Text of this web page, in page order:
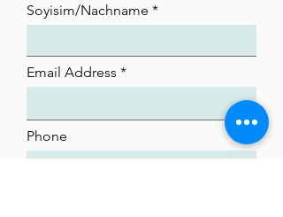
Soyisim/Nachname
Email Address
Phone